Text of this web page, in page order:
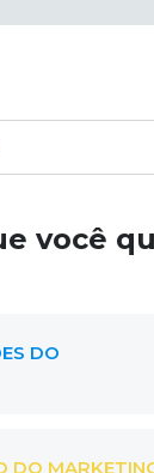
você
DO
DO